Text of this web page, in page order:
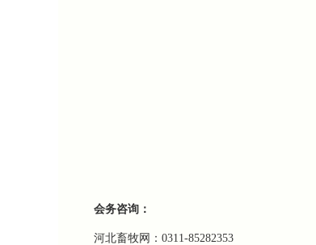
会务咨询：
河北畜牧网：0311-85282353